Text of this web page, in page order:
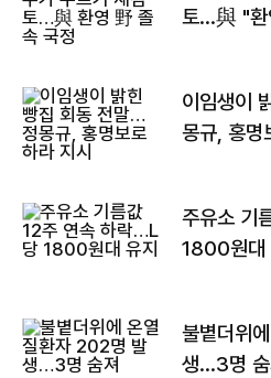
토…與 "환
이임생이
몽규, 홍명
주유소 기
1800원대
불볕더위
생…3명 숨